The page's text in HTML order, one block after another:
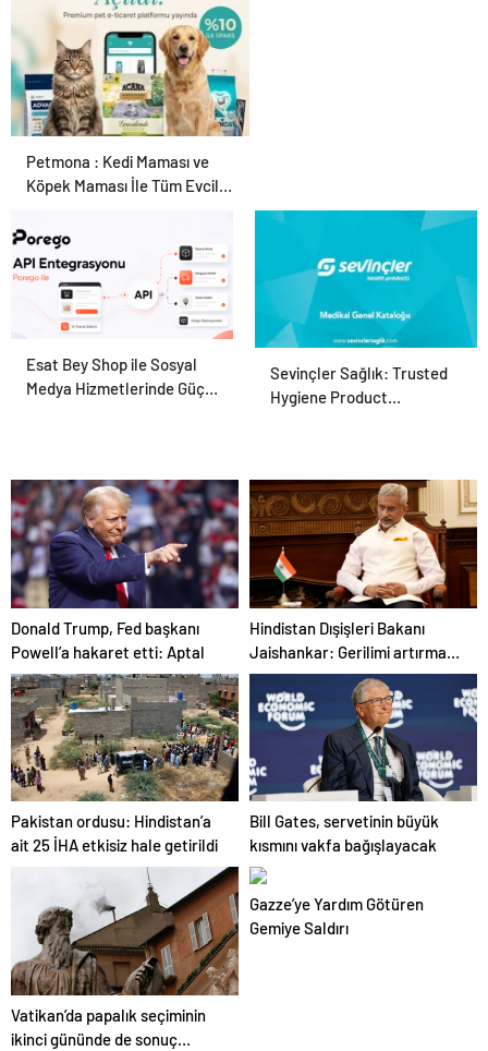
Petmona : Kedi Maması ve
Köpek Maması İle Tüm Evcil
Porego ile Kargo
Süreçlerinizi Daha Kolay
Sevinçler Sağlık: Trusted
Hygiene Product
Esat Bey Shop ile Sosyal
Medya Hizmetlerinde Güçlü
Donald Trump, Fed başkanı
Powell’a hakaret etti: Aptal
Hindistan Dışişleri Bakanı
Jaishankar: Gerilimi artırmak
gibi bir niyetimiz yok
Pakistan ordusu: Hindistan’a
ait 25 İHA etkisiz hale getirildi
Bill Gates, servetinin büyük
kısmını vakfa bağışlayacak
Vatikan’da papalık seçiminin
ikinci gününde de sonuç
Gazze’ye Yardım Götüren
Gemiye Saldırı